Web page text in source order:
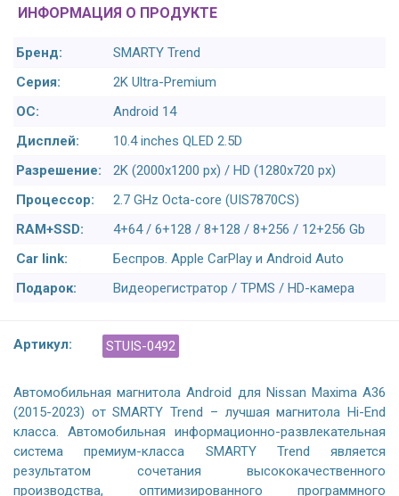
ИНФОРМАЦИЯ О ПРОДУКТЕ
Бренд:
SMARTY Trend
Серия:
2K Ultra-Premium
ОС:
Android 14
Дисплей:
10.4 inches QLED 2.5D
Разрешение:
2K (2000x1200 px) / HD (1280x720 px)
Процессор:
2.7 GHz Octa-core (UIS7870CS)
RAM+SSD:
4+64 / 6+128 / 8+128 / 8+256 / 12+256 Gb
Car link:
Беспров. Apple CarPlay и Android Auto
Подарок:
Видеорегистратор / TPMS / HD-камера
Артикул: STUIS-0492
Автомобильная магнитола Android для Nissan Maxima A36
(2015-2023) от SMARTY Trend – лучшая магнитола Hi-End
класса. Автомобильная информационно-развлекательная
система премиум-класса SMARTY Trend является
результатом сочетания высококачественного
производства, оптимизированного программного